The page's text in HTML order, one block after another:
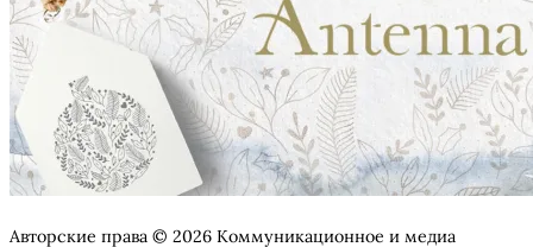
Авторские права © 2026 Коммуникационное и медиа